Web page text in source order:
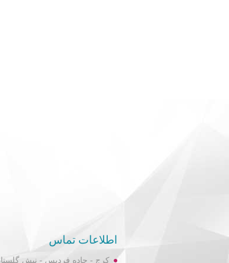
اطلاعات تماس